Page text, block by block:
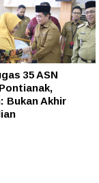
35 ASN
Bukan Akhir